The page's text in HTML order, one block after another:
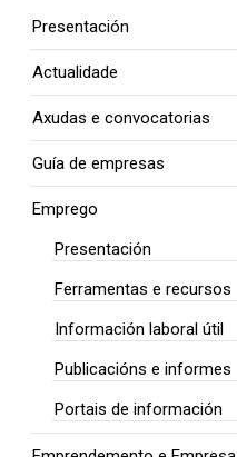
Presentación
Actualidade
Axudas e convocatorias
Guía de empresas
Emprego
Presentación
Ferramentas e recursos
Información laboral útil
Publicacións e informes
Portais de información